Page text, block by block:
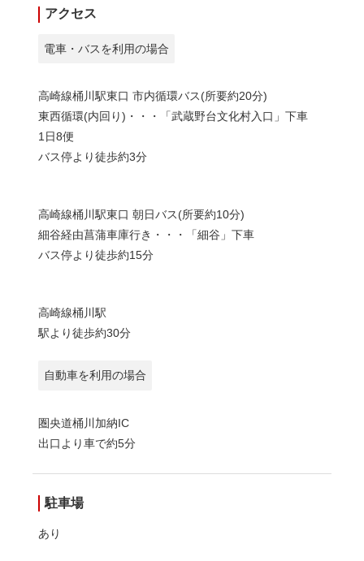
アクセス
電車・バスを利用の場合
高崎線桶川駅東口 市内循環バス(所要約20分)
東西循環(内回り)・・・「武蔵野台文化村入口」下車
1日8便
バス停より徒歩約3分
高崎線桶川駅東口 朝日バス(所要約10分)
細谷経由菖蒲車庫行き・・・「細谷」下車
バス停より徒歩約15分
高崎線桶川駅
駅より徒歩約30分
自動車を利用の場合
圏央道桶川加納IC
出口より車で約5分
駐車場
あり